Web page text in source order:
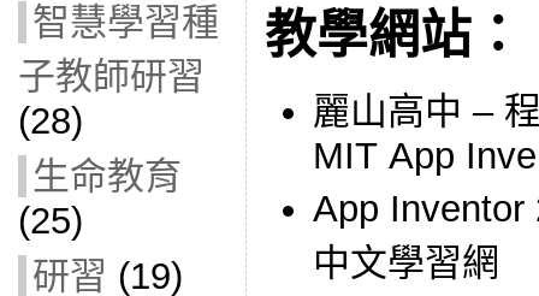
智慧學習種
子教師研習
(28)
生命教育
(25)
研習 (19)
教學網站：
麗山高中 –
MIT App
App Inventor
中文學習網